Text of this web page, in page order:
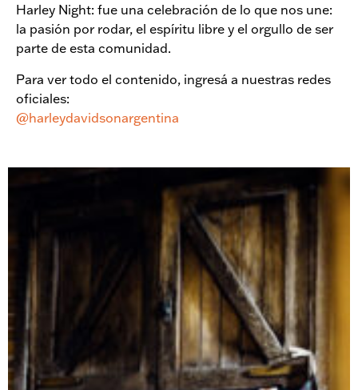
Harley Night: fue una celebración de lo que nos une:
la pasión por rodar, el espíritu libre y el orgullo de ser
parte de esta comunidad.
Para ver todo el contenido, ingresá a nuestras redes
oficiales:
@harleydavidsonargentina